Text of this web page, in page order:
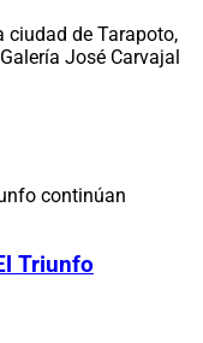
ciudad de Tarapoto,
José Carvajal
Triunfo